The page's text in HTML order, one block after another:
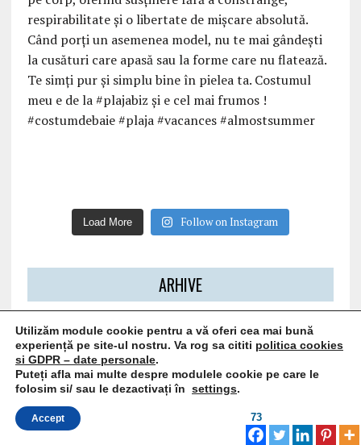
73
Load More Follow on Instagram
ARHIVE
Utilizăm module cookie pentru a vă oferi cea mai bună
experiență pe site-ul nostru. Va rog sa cititi politica cookies
si GDPR – date personale.
Puteți afla mai multe despre modulele cookie pe care le
folosim si/ sau le dezactivați în settings.
Accept